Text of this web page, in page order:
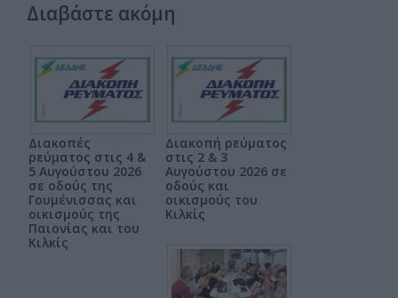
Διαβάστε ακόμη
Διακοπές
ρεύματος στις 4 &
5 Αυγούστου 2026
σε οδούς της
Γουμένισσας και
οικισμούς της
Παιονίας και του
Κιλκίς
Διακοπή ρεύματος
στις 2 & 3
Αυγούστου 2026 σε
οδούς και
οικισμούς του
Κιλκίς